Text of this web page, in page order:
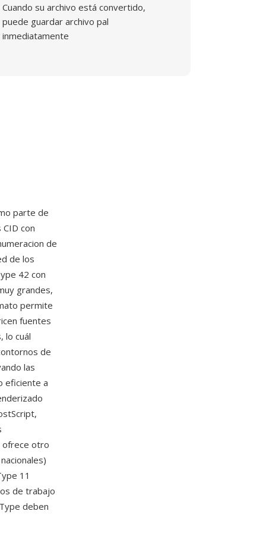
Cuando su archivo está convertido,
puede guardar archivo pal
inmediatamente
parte de
con
de
de los
42 con
grandes,
permite
fuentes
lo cuál
de
las
eficiente a
ofrece otro
11
de trabajo
deben